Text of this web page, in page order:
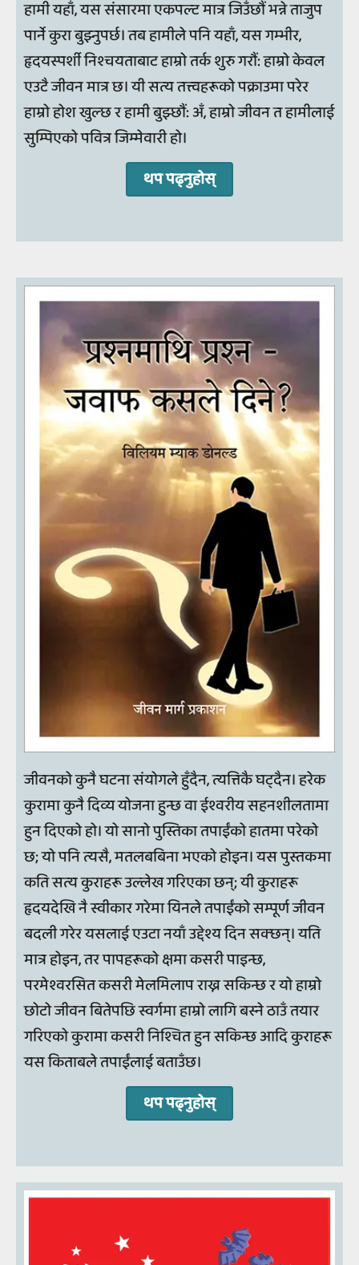
हामी यहाँ, यस संसारमा एकपल्ट मात्र जिउँछौं भन्ने ताजुप
पार्ने कुरा बुझ्नुपर्छ। तब हामीले पनि यहाँ, यस गम्भीर,
हृदयस्पर्शी निश्चयताबाट हाम्रो तर्क शुरु गरौं: हाम्रो केवल
एउटै जीवन मात्र छ। यी सत्य तत्त्वहरूको पक्राउमा परेर
हाम्रो होश खुल्छ र हामी बुझ्छौं: अँ, हाम्रो जीवन त हामीलाई
सुम्पिएको पवित्र जिम्मेवारी हो।
थप पढ्‍नुहोस्‌
जीवनको कुनै घटना संयोगले हुँदैन, त्यत्तिकै घट्दैन। हरेक
कुरामा कुनै दिव्य योजना हुन्छ वा ईश्वरीय सहनशीलतामा
हुन दिएको हो। यो सानो पुस्तिका तपाईंको हातमा परेको
छ; यो पनि त्यसै, मतलबबिना भएको होइन। यस पुस्तकमा
कति सत्य कुराहरू उल्लेख गरिएका छन्; यी कुराहरू
हृदयदेखि नै स्वीकार गरेमा यिनले तपाईंको सम्पूर्ण जीवन
बदली गरेर यसलाई एउटा नयाँ उद्देश्य दिन सक्छन्। यति
मात्र होइन, तर पापहरूको क्षमा कसरी पाइन्छ,
परमेश्वरसित कसरी मेलमिलाप राख्न सकिन्छ र यो हाम्रो
छोटो जीवन बितेपछि स्वर्गमा हाम्रो लागि बस्ने ठाउँ तयार
गरिएको कुरामा कसरी निश्चित हुन सकिन्छ आदि कुराहरू
यस किताबले तपाईंलाई बताउँछ।
थप पढ्‍नुहोस्‌